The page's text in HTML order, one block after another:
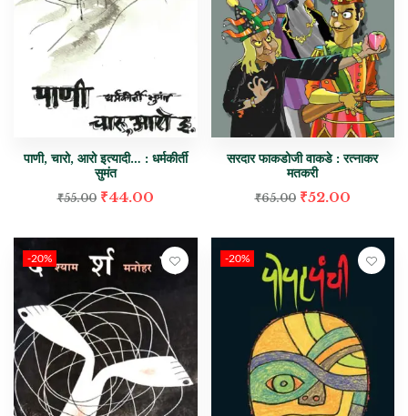
पाणी, चारो, आरो इत्यादी… : धर्मकीर्ती
सुमंत
₹55.00 ₹44.00
सरदार फाकडोजी वाकडे : रत्नाकर
मतकरी
₹65.00 ₹52.00
-20% -20%